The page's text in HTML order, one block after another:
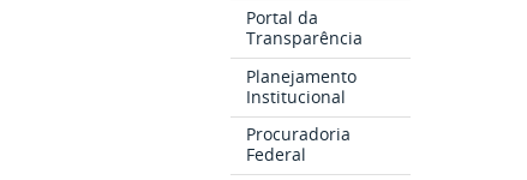
Portal da
Transparência
Planejamento
Institucional
Procuradoria
Federal